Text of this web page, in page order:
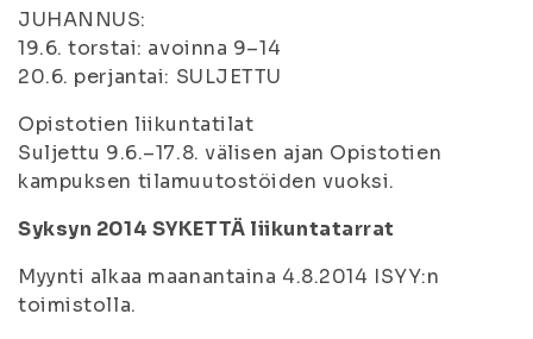
JUHANNUS:
19.6. torstai: avoinna 9–14
20.6. perjantai: SULJETTU
Opistotien liikuntatilat
Suljettu 9.6.–17.8. välisen ajan Opistotien
kampuksen tilamuutostöiden vuoksi.
Syksyn 2014 SYKETTÄ liikuntatarrat
Myynti alkaa maanantaina 4.8.2014 ISYY:n
toimistolla.